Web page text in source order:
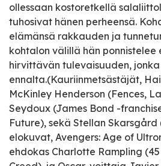
ollessaan kostoretkellä
tuhosivat hänen perheensä.
elämänsä rakkauden ja
kohtalon välillä hän ponnistelee
hirvittävän tulevaisuuden,
ennalta.(Kauriinmetsästäjät,
McKinley Henderson (Fences,
Seydoux (James Bond -
Future), sekä Stellan Skarsgård
elokuvat, Avengers: Age of
ehdokas Charlotte Rampling (45